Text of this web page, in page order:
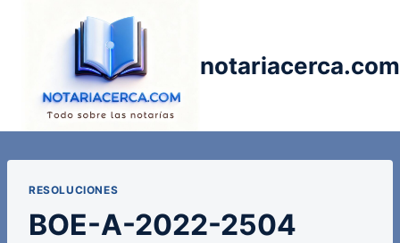
notariacerca.com
RESOLUCIONES
BOE-A-2022-2504